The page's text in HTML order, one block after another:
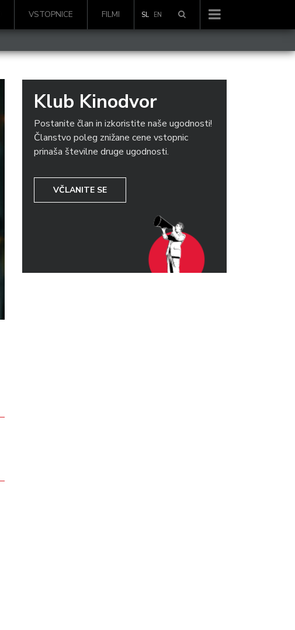
VSTOPNICE FILMI SL EN
Klub Kinodvor
Postanite član in izkoristite naše ugodnosti!
Članstvo poleg znižane cene vstopnic
prinaša številne druge ugodnosti.
VČLANITE SE